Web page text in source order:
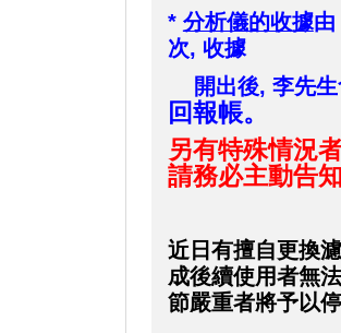
* 分析儀的收據由
次, 收據
開出後, 李先生
回報帳。
另有特殊情況
請務必主動告
近日有擅自更換
成後續使用者無
節嚴重者將予以